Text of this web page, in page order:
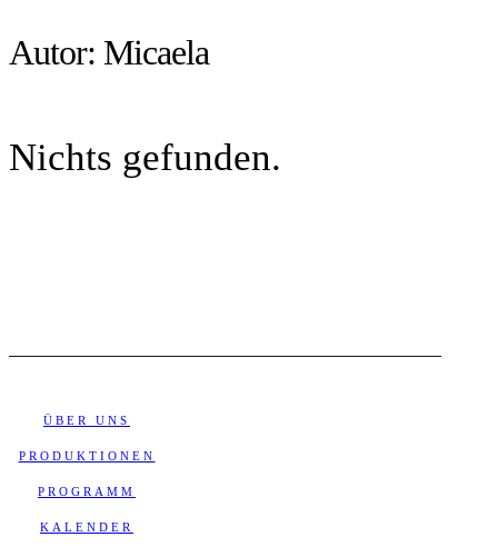
Autor: Micaela
Nichts gefunden.
ÜBER UNS
PRODUKTIONEN
PROGRAMM
KALENDER